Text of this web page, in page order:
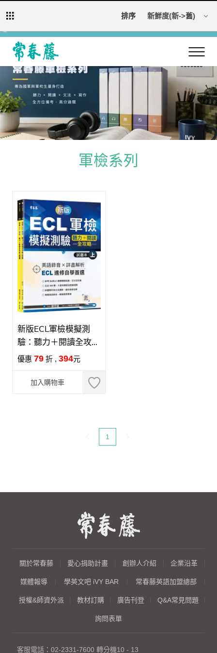
見諒。
回常春藤首頁
軍檢系列
排序
新版ECL軍檢模擬測
驗：聽力＋閱讀全攻略
（上）（試題本 + 詳解
檔）
優惠 79 折 , 394元
加入購物車
目前頁碼：
1
關於常春藤 愛心捐助計畫 創辦人介紹 企業沿革
媒體報導 學英文吧 iVY BAR 常春藤英語加盟總部
授權&師資外派 教材訂購 廣告刊登 Q&A常見問題
詢問表單
客服電話： 02-2331-7600 轉分機10 - 13